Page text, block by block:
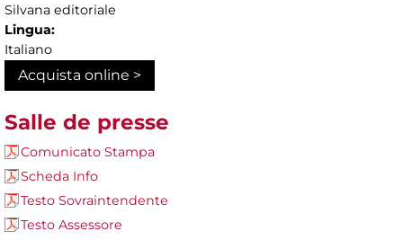
Silvana editoriale
Lingua:
Italiano
Acquista online >
Salle de presse
Comunicato Stampa
Scheda Info
Testo Sovraintendente
Testo Assessore